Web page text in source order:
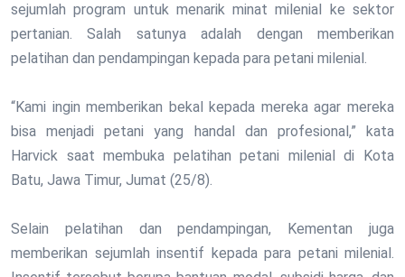
sejumlah program untuk menarik minat milenial ke sektor
pertanian. Salah satunya adalah dengan memberikan
pelatihan dan pendampingan kepada para petani milenial.
“Kami ingin memberikan bekal kepada mereka agar mereka
bisa menjadi petani yang handal dan profesional,” kata
Harvick saat membuka pelatihan petani milenial di Kota
Batu, Jawa Timur, Jumat (25/8).
Selain pelatihan dan pendampingan, Kementan juga
memberikan sejumlah insentif kepada para petani milenial.